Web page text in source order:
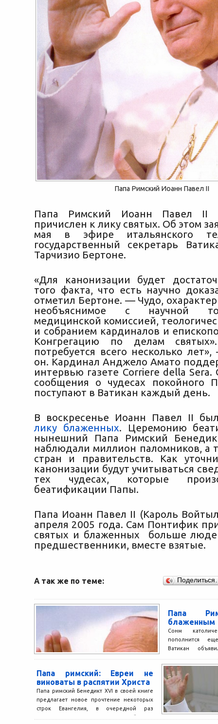
Папа Римский Иоанн Павел II
Папа Римский Иоанн Павел II
причислен к лику святых. Об этом
мая в эфире итальянского
государственный секретарь
Тарчизио Бертоне.
«Для канонизации будет
того факта, что есть научно
отметил Бертоне. — Чудо,
необъяснимое с научной
медицинской комиссией,
и собранием кардиналов и
Конгрегацию по делам
потребуется всего несколько
он. Кардинал Анджело Амато
интервью газете Corriere della Sera.
сообщения о чудесах покойного
поступают в Ватикан каждый день.
В воскресенье Иоанн Павел II
лику блаженных. Церемонию
нынешний Папа Римский
наблюдали миллион паломников, а
стран и правительств. Как
канонизации будут учитываться
тех чудесах, которые
беатификации Папы.
Папа Иоанн Павел II (Кароль
апреля 2005 года. Сам Понтифик
святых и блаженных больше
предшественники, вместе взятые.
А так же по теме:
Папа
блаженным
Сонм
пополнится
Ватикан
Иоанна Павла II к...
Папа римский: Евреи не
виноваты в распятии Христа
Папа римский Бенедикт XVI в своей книге
предлагает новое прочтение некоторых
строк Евангелия, в очередной раз
отвергая концепцию о коллективной...